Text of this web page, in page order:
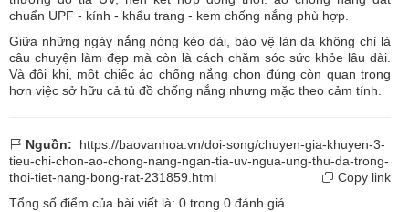
chuẩn UPF - kính - khẩu trang - kem chống nắng phù hợp.
Giữa những ngày nắng nóng kéo dài, bảo vệ làn da không chỉ là
câu chuyện làm đẹp mà còn là cách chăm sóc sức khỏe lâu dài.
Và đôi khi, một chiếc áo chống nắng chọn đúng còn quan trọng
hơn việc sở hữu cả tủ đồ chống nắng nhưng mặc theo cảm tính.
Nguồn:
https://baovanhoa.vn/doi-song/chuyen-gia-khuyen-3-
tieu-chi-chon-ao-chong-nang-ngan-tia-uv-ngua-ung-thu-da-trong-
thoi-tiet-nang-bong-rat-231859.html
Copy link
Tổng số điểm của bài viết là: 0 trong 0 đánh giá